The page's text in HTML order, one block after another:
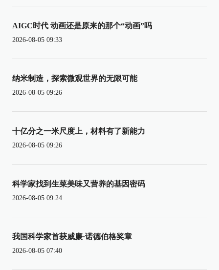
AIGC时代 动画还是原来的那个“动画”吗
2026-08-05 09:33
纳米制造，探索微观世界的无限可能
2026-08-05 09:26
十亿分之一米尺度上，材料有了新能力
2026-08-05 09:26
科学家找到生菜美味又营养的基因密码
2026-08-05 09:24
我国科学家首获威廉·诺德伯格奖章
2026-08-05 07:40